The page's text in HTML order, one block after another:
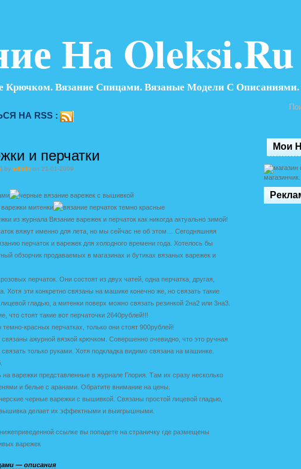
На Oleksi.ru
Крючком. Вязание Спицами. Вязаные Модели С
НА RSS :
и перчатки
) by admin on 21-01-2009
Вязание варежек и перчаток как никогда актуально зимой!
вяжут именно для лета, но мы сейчас не об этом… Сегодняшняя
перчаток и варежек для холодного времени года. Хотелось бы
обзорчик продаваемых в магазинах и бутиках вязаных варежек и
перчаток. Они состоят из двух чатей, одна перчатка, другая,
Хотя эти конкретно связаны на машике конечно же, но связать такие
гладью, а митенки поверх можно связать резинкой 2на2 или 3на3.
что стоят такие вот перчаточки 2640рублей!!!
красных перчатках, только они стоят 900рублей!
ажурной вязкой крючком. Совершенно очевидно, что это ручная
только руками. Хотя подкладка видимо связана на машинке.
варежки представленные в журнале Глория. Там их сразу несколько
и белые с аранами. Обратите внимание на цены.
черные варежки с вышивкой. Связаны простой лицевой гладью,
делает их эффектными и выигрышными.
ссылке вы попадете на страничку где размещены
варежек
— описания
Мои